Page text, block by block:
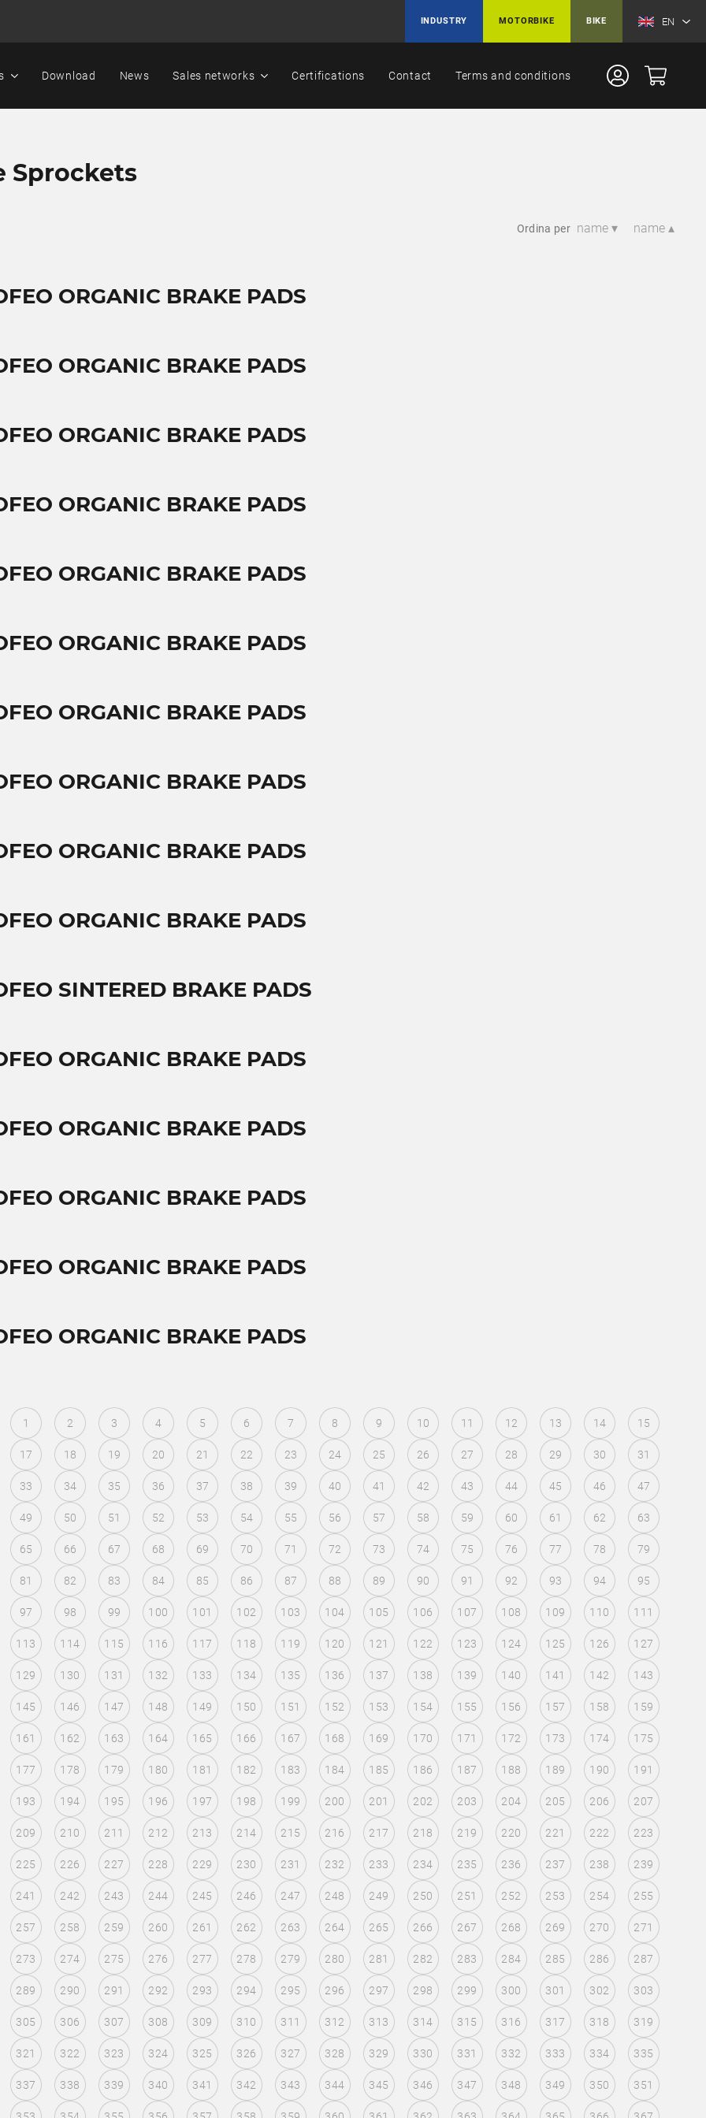
INDUSTRY MOTORBIKE BIKE EN
Download News Sales networks Certifications Contact Terms and conditions
Sprockets
Ordina per name ▾ name ▴
ORGANIC BRAKE PADS
ORGANIC BRAKE PADS
ORGANIC BRAKE PADS
ORGANIC BRAKE PADS
ORGANIC BRAKE PADS
ORGANIC BRAKE PADS
ORGANIC BRAKE PADS
ORGANIC BRAKE PADS
ORGANIC BRAKE PADS
ORGANIC BRAKE PADS
SINTERED BRAKE PADS
ORGANIC BRAKE PADS
ORGANIC BRAKE PADS
ORGANIC BRAKE PADS
ORGANIC BRAKE PADS
ORGANIC BRAKE PADS
1 2 3 4 5 6 7 8 9 10 11 12 13 14 15
17 18 19 20 21 22 23 24 25 26 27 28 29 30 31
33 34 35 36 37 38 39 40 41 42 43 44 45 46 47
49 50 51 52 53 54 55 56 57 58 59 60 61 62 63
65 66 67 68 69 70 71 72 73 74 75 76 77 78 79
81 82 83 84 85 86 87 88 89 90 91 92 93 94 95
97 98 99 100 101 102 103 104 105 106 107 108 109 110 111
113 114 115 116 117 118 119 120 121 122 123 124 125 126 127
129 130 131 132 133 134 135 136 137 138 139 140 141 142 143
145 146 147 148 149 150 151 152 153 154 155 156 157 158 159
161 162 163 164 165 166 167 168 169 170 171 172 173 174 175
177 178 179 180 181 182 183 184 185 186 187 188 189 190 191
193 194 195 196 197 198 199 200 201 202 203 204 205 206 207
209 210 211 212 213 214 215 216 217 218 219 220 221 222 223
225 226 227 228 229 230 231 232 233 234 235 236 237 238 239
241 242 243 244 245 246 247 248 249 250 251 252 253 254 255
257 258 259 260 261 262 263 264 265 266 267 268 269 270 271
273 274 275 276 277 278 279 280 281 282 283 284 285 286 287
289 290 291 292 293 294 295 296 297 298 299 300 301 302 303
305 306 307 308 309 310 311 312 313 314 315 316 317 318 319
321 322 323 324 325 326 327 328 329 330 331 332 333 334 335
337 338 339 340 341 342 343 344 345 346 347 348 349 350 351